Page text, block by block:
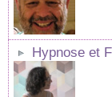
Hypnose et